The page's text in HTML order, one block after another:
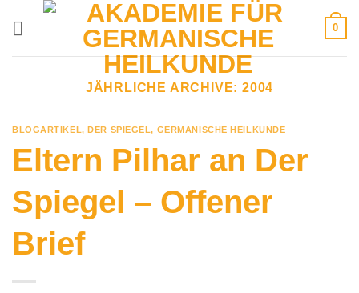
0
JÄHRLICHE ARCHIVE: 2004
BLOGARTIKEL,DER SPIEGEL, GERMANISCHE HEILKUNDE
Eltern Pilhar an Der
Spiegel – Offener
Brief